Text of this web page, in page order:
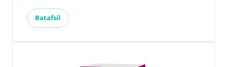
Batafsil